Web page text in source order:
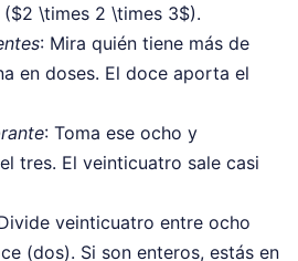
\times 2 \times 3$).
: Mira quién tiene más de
en doses. El doce aporta el
: Toma ese ocho y
tres. El veinticuatro sale casi
veinticuatro entre ocho
(dos). Si son enteros, estás en